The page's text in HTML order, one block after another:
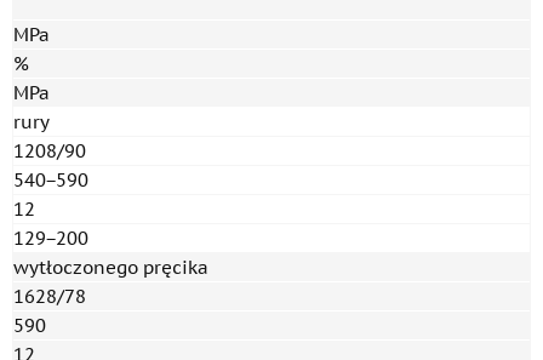
MPa
%
MPa
rury
1208/90
540−590
12
129−200
wytłoczonego pręcika
1628/78
590
12